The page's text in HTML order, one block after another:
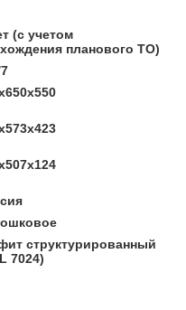
(с учетом
планового ТО)
структурированный
7024)